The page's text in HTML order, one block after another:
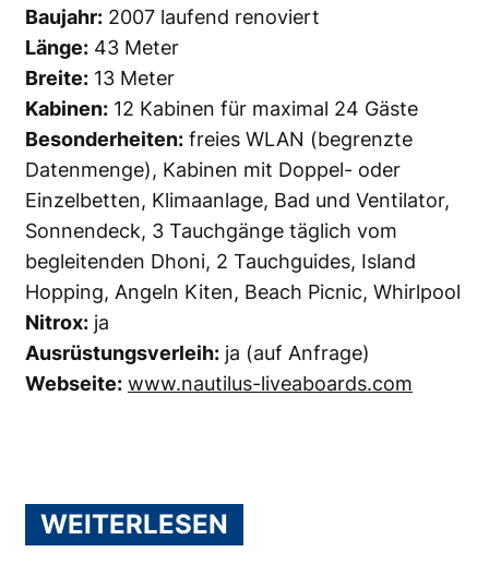
Baujahr: 2007 laufend renoviert
Länge: 43 Meter
Breite: 13 Meter
Kabinen: 12 Kabinen für maximal 24 Gäste
Besonderheiten: freies WLAN (begrenzte
Datenmenge), Kabinen mit Doppel- oder
Einzelbetten, Klimaanlage, Bad und Ventilator,
Sonnendeck, 3 Tauchgänge täglich vom
begleitenden Dhoni, 2 Tauchguides, Island
Hopping, Angeln Kiten, Beach Picnic, Whirlpool
Nitrox: ja
Ausrüstungsverleih: ja (auf Anfrage)
Webseite: www.nautilus-liveaboards.com
WEITERLESEN